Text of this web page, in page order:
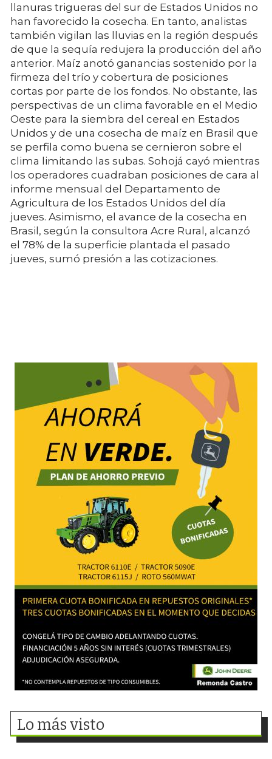
llanuras trigueras del sur de Estados Unidos no
han favorecido la cosecha. En tanto, analistas
también vigilan las lluvias en la región después
de que la sequía redujera la producción del año
anterior. Maíz anotó ganancias sostenido por la
firmeza del trío y cobertura de posiciones
cortas por parte de los fondos. No obstante, las
perspectivas de un clima favorable en el Medio
Oeste para la siembra del cereal en Estados
Unidos y de una cosecha de maíz en Brasil que
se perfila como buena se cernieron sobre el
clima limitando las subas. Sohojá cayó mientras
los operadores cuadraban posiciones de cara al
informe mensual del Departamento de
Agricultura de los Estados Unidos del día
jueves. Asimismo, el avance de la cosecha en
Brasil, según la consultora Acre Rural, alcanzó
el 78% de la superficie plantada el pasado
jueves, sumó presión a las cotizaciones.
Lo más visto